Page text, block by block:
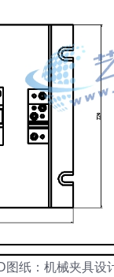
图纸：机械夹具设